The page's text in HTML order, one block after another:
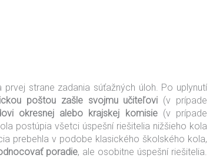
strane zadania súťažných úloh. Po uplynutí
poštou zašle svojmu učiteľovi (v prípade
okresnej alebo krajskej komisie(v prípade
postúpia všetci úspešní riešitelia nižšieho kola
prebehla v podobe klasického školského kola,
poradie, ale osobitne úspešní riešitelia.